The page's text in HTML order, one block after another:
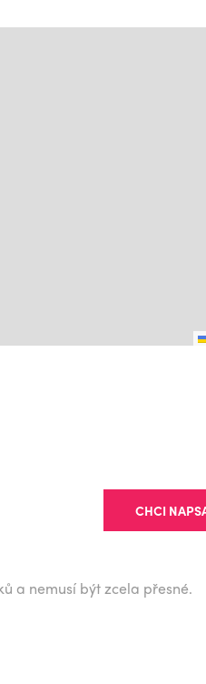
CHCI
a nemusí být zcela přesné.